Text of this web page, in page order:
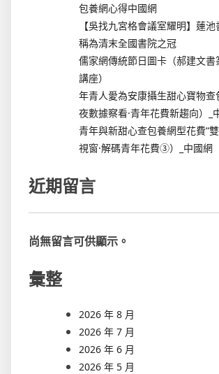
包養網心得中國網
【吳找九宮格會議室耀明】蓮
稱為清末全國書院之冠
儒家網傳統節日圖卡（郝建文
講座）
年青人愛為安康攝生甜心寶物
夜數據察看·青年花費新趨向）_
青年與新甜心查包養網型花費“
視窗·解碼青年花費③）_中國網
近期留言
尚無留言可供顯示。
彙整
2026 年 8 月
2026 年 7 月
2026 年 6 月
2026 年 5 月